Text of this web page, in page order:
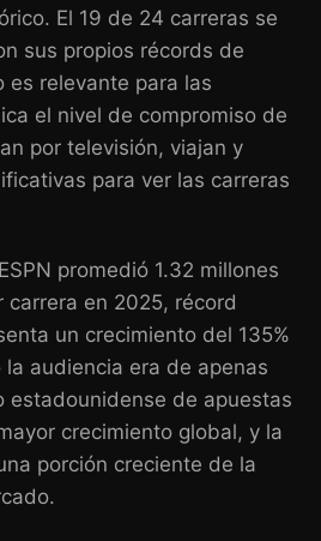
El 19 de 24 carreras se
sus propios récords de
es relevante para las
el nivel de compromiso de
por televisión, viajan y
para ver las carreras
promedió 1.32 millones
en 2025, récord
un crecimiento del 135%
audiencia era de apenas
estadounidense de apuestas
crecimiento global, y la
porción creciente de la